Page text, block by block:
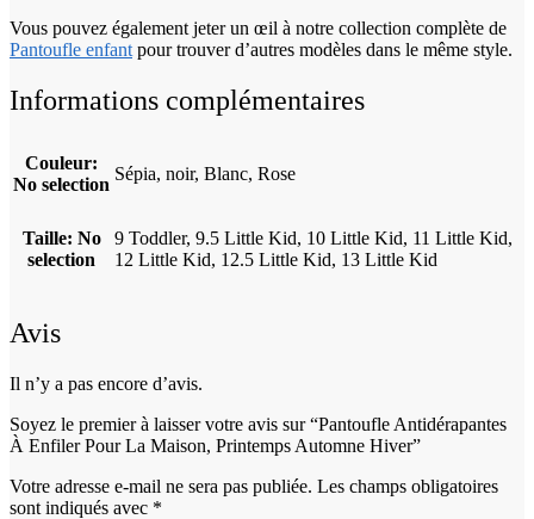
Vous pouvez également jeter un œil à notre collection complète de
Pantoufle enfant pour trouver d’autres modèles dans le même style.
Informations complémentaires
Couleur:
No selection
Sépia, noir, Blanc, Rose
Taille: No
selection
9 Toddler, 9.5 Little Kid, 10 Little Kid, 11 Little Kid,
12 Little Kid, 12.5 Little Kid, 13 Little Kid
Avis
Il n’y a pas encore d’avis.
Soyez le premier à laisser votre avis sur “Pantoufle Antidérapantes
À Enfiler Pour La Maison, Printemps Automne Hiver”
Votre adresse e-mail ne sera pas publiée. Les champs obligatoires
sont indiqués avec *